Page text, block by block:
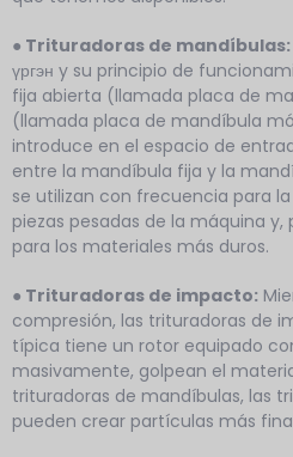
● Trituradoras de mandíbulas:
үргэн y su principio de
fija abierta (llamada placa de
(llamada placa de mandíbula
introduce en el espacio de
entre la mandíbula fija y la
se utilizan con frecuencia para
piezas pesadas de la máquina
para los materiales más duros.
● Trituradoras de impacto:
compresión, las trituradoras de
típica tiene un rotor equipado
masivamente, golpean el
trituradoras de mandíbulas, las
pueden crear partículas más